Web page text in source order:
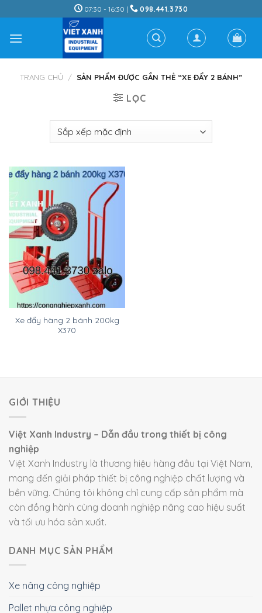
to
content
07:30 - 16:30 | 098.441.3730
TRANG CHỦ / SẢN PHẨM ĐƯỢC GẮN THẺ “XE ĐẨY 2 BÁNH”
LỌC
Xe đẩy hàng 2 bánh 200kg
X370
GIỚI THIỆU
Việt Xanh Industry – Dẫn đầu trong thiết bị công
nghiệp
Việt Xanh Industry là thương hiệu hàng đầu tại Việt Nam,
mang đến giải pháp thiết bị công nghiệp chất lượng và
bền vững. Chúng tôi không chỉ cung cấp sản phẩm mà
còn đồng hành cùng doanh nghiệp nâng cao hiệu suất
và tối ưu hóa sản xuất.
DANH MỤC SẢN PHẨM
Xe nâng công nghiệp
Pallet nhựa công nghiệp